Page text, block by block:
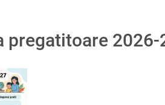
pregatitoare 2026-